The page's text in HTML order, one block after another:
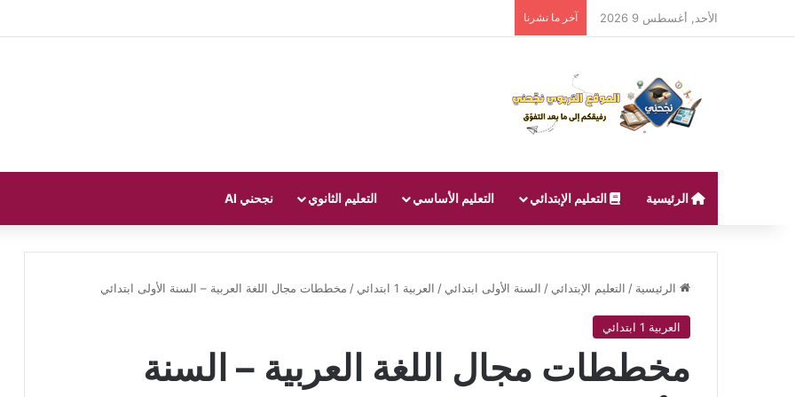
الأحد, أغسطس 9 2026 آخر ما نشرنا
الرئيسية التعليم الإبتدائي التعليم الأساسي التعليم الثانوي نجحني AI
الرئيسية / التعليم الإبتدائي / السنة الأولى ابتدائي / العربية 1 ابتدائي / مخططات مجال اللغة العربية – السنة الأولى ابتدائي
العربية 1 ابتدائي
مخططات مجال اللغة العربية – السنة